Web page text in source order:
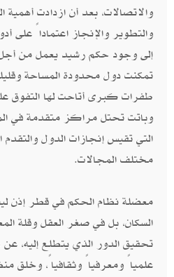
والاتصالات، بعد أن ازدادت أهمية
والتطوير والإنجاز اعتماداً على
إلى وجود حكم رشيد يعمل من أجل
تمكنت دول محدودة المساحة
طفرات كبرى أتاحت لها التفوق
وباتت تحتل مراكز متقدمة في
التي تقيس إنجازات الدول
مختلف المجالات.
معضلة نظام الحكم في قطر إذن
السكان، بل في صغر العقل وقلة
تحقيق الدور الذي يتطلع إليه، عن
علمياً ومعرفياً وثقافياً، وخلق